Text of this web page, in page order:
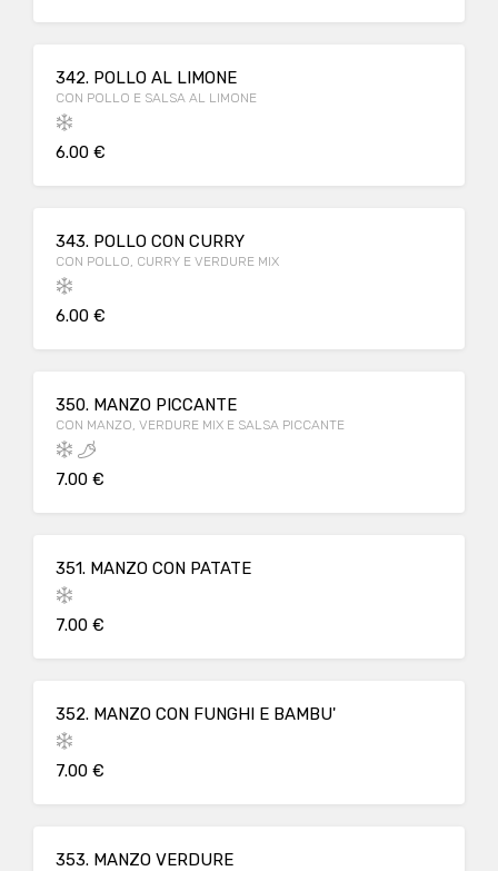
342. POLLO AL LIMONE
CON POLLO E SALSA AL LIMONE
6.00 €
343. POLLO CON CURRY
CON POLLO, CURRY E VERDURE MIX
6.00 €
350. MANZO PICCANTE
CON MANZO, VERDURE MIX E SALSA PICCANTE
7.00 €
351. MANZO CON PATATE
7.00 €
352. MANZO CON FUNGHI E BAMBU'
7.00 €
353. MANZO VERDURE